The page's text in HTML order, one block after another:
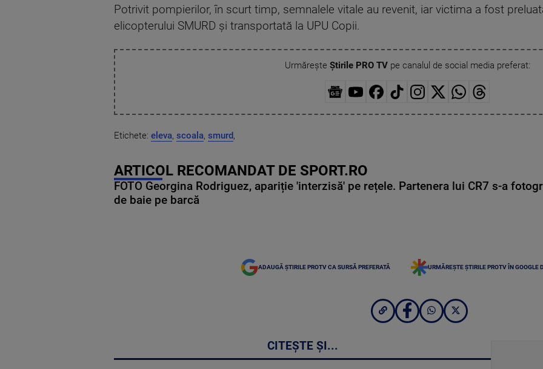
Potrivit pompierilor, în scurt timp, semnalele vitale au revenit, iar victima a fost
elicopterului SMURD şi transportată la UPU Copii.
Urmărește Știrile PRO TVpe canalul de social media preferat:
Etichete: eleva, scoala, smurd,
ARTICOL RECOMANDAT DE SPORT.RO
FOTO Georgina Rodriguez, apariție 'interzisă' pe rețele. Partenera lui CR7 s-a
de baie pe barcă
ADAUGĂ ȘTIRILE PROTV CA SURSĂ PREFERATĂ URMĂREȘTE ȘTIRILE PROTV ÎN GOOGLE
CITEȘTE ȘI...